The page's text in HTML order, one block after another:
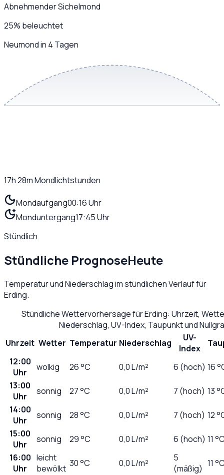
Abnehmender Sichelmond
25% beleuchtet
Neumond in 4 Tagen
17h 28mMondlichtstunden
Mondaufgang00:16 Uhr
Monduntergang17:45 Uhr
Stündlich
Stündliche PrognoseHeute
Temperatur und Niederschlag im stündlichen Verlauf für
Erding.
Stündliche Wettervorhersage fürErding: Uhrzeit,
Niederschlag, UV-Index, Taupunkt und
Uhrzeit Wetter Temperatur Niederschlag
UV-
Index
12:00
Uhr
wolkig 26°C 0,0L/m² 6 (hoch) 16
13:00
Uhr
sonnig 27°C 0,0L/m² 7 (hoch) 13
14:00
Uhr
sonnig 28°C 0,0L/m² 7 (hoch) 12
15:00
Uhr
sonnig 29°C 0,0L/m² 6 (hoch) 11
16:00
Uhr
leicht
bewölkt 30°C 0,0L/m²
5
(mäßig) 11